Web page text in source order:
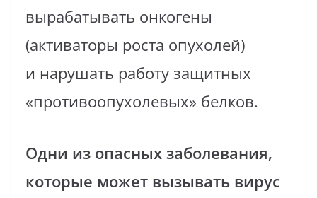
вырабатывать онкогены
(активаторы роста опухолей)
и нарушать работу защитных
«противоопухолевых» белков.
Одни из опасных заболевания,
которые может вызывать вирус